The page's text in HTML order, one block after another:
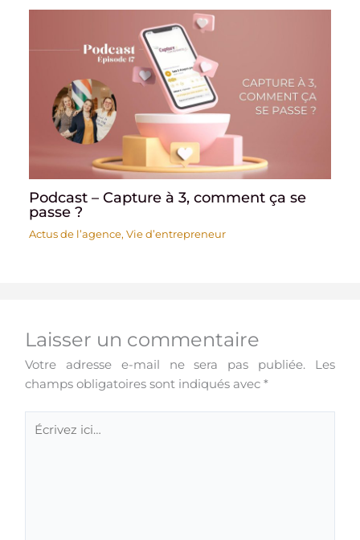
Podcast – Capture à 3, comment ça se
passe ?
Actus de l’agence,Vie d’entrepreneur
Laisser un commentaire
Votre adresse e-mail ne sera pas publiée.
Les
champs obligatoires sont indiqués avec*